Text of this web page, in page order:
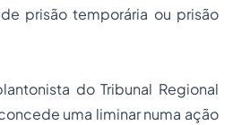
prisão temporária ou prisão
do Tribunal Regional
uma liminar numa ação